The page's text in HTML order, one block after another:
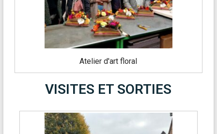
Atelier d'art floral
VISITES ET SORTIES